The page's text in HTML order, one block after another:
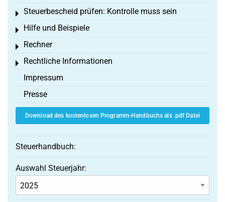
Steuerbescheid prüfen: Kontrolle muss sein
Toggle menu
Hilfe und Beispiele
Toggle menu
Rechner
Toggle menu
Rechtliche Informationen
Toggle menu
Impressum
Presse
Download des kostenlosen Programm-Handbuchs als .pdf Datei
Steuerhandbuch:
Auswahl Steuerjahr: